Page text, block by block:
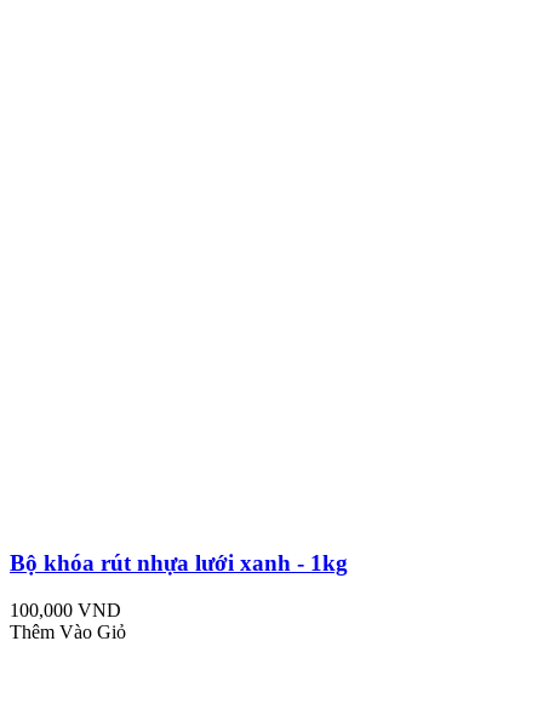
Bộ khóa rút nhựa lưới xanh - 1kg
100,000 VND
Thêm Vào Giỏ